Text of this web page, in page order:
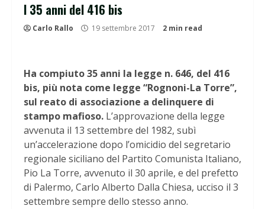
I 35 anni del 416 bis
Carlo Rallo 19 settembre 2017 2 min read
Ha compiuto 35 anni la legge n. 646, del 416
bis, più nota come legge “Rognoni-La Torre”,
sul reato di associazione a delinquere di
stampo mafioso. L’approvazione della legge
avvenuta il 13 settembre del 1982, subì
un’accelerazione dopo l’omicidio del segretario
regionale siciliano del Partito Comunista Italiano,
Pio La Torre, avvenuto il 30 aprile, e del prefetto
di Palermo, Carlo Alberto Dalla Chiesa, ucciso il 3
settembre sempre dello stesso anno.